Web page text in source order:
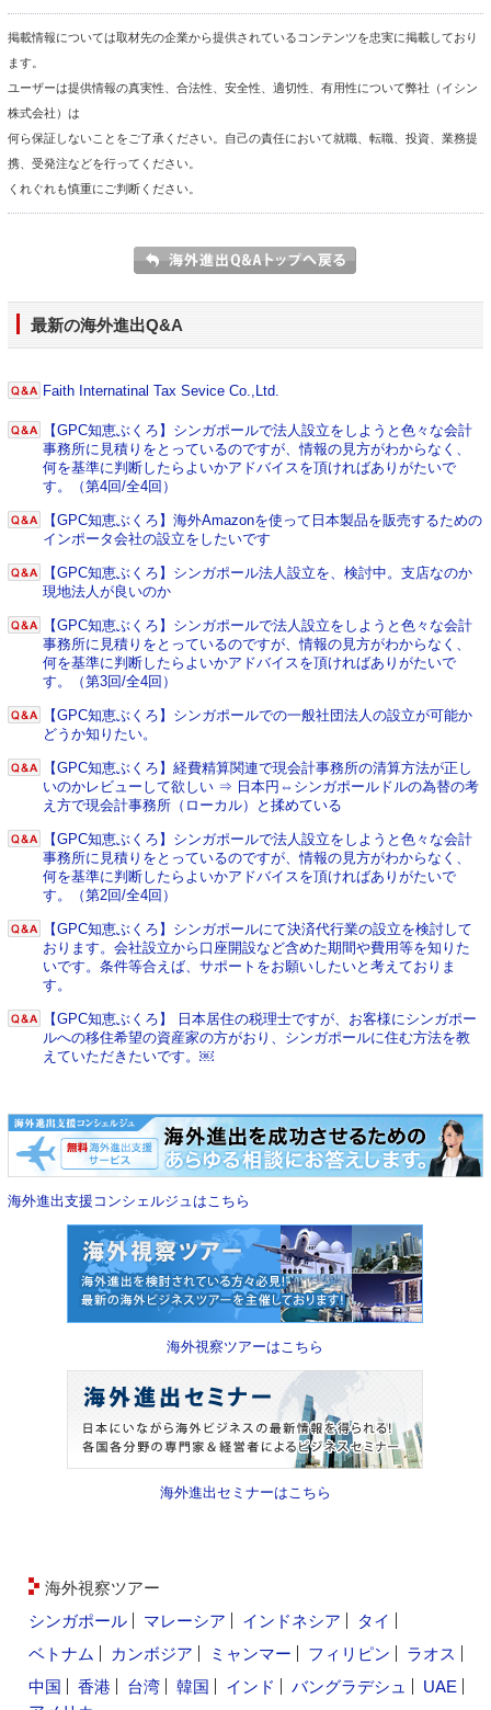
掲載情報については取材先の企業から提供されているコンテンツを忠実に掲載しており
ます。
ユーザーは提供情報の真実性、合法性、安全性、適切性、有用性について弊社（イシン
株式会社）は
何ら保証しないことをご了承ください。自己の責任において就職、転職、投資、業務提
携、受発注などを行ってください。
くれぐれも慎重にご判断ください。
最新の海外進出Q&A
Faith Internatinal Tax Sevice Co.,Ltd.
【GPC知恵ぶくろ】シンガポールで法人設立をしようと色々な会計
事務所に見積りをとっているのですが、情報の見方がわからなく、
何を基準に判断したらよいかアドバイスを頂ければありがたいで
す。（第4回/全4回）
【GPC知恵ぶくろ】海外Amazonを使って日本製品を販売するための
インポータ会社の設立をしたいです
【GPC知恵ぶくろ】シンガポール法人設立を、検討中。支店なのか
現地法人が良いのか
【GPC知恵ぶくろ】シンガポールで法人設立をしようと色々な会計
事務所に見積りをとっているのですが、情報の見方がわからなく、
何を基準に判断したらよいかアドバイスを頂ければありがたいで
す。（第3回/全4回）
【GPC知恵ぶくろ】シンガポールでの一般社団法人の設立が可能か
どうか知りたい。
【GPC知恵ぶくろ】経費精算関連で現会計事務所の清算方法が正し
いのかレビューして欲しい ⇒ 日本円⇔シンガポールドルの為替の考
え方で現会計事務所（ローカル）と揉めている
【GPC知恵ぶくろ】シンガポールで法人設立をしようと色々な会計
事務所に見積りをとっているのですが、情報の見方がわからなく、
何を基準に判断したらよいかアドバイスを頂ければありがたいで
す。（第2回/全4回）
【GPC知恵ぶくろ】シンガポールにて決済代行業の設立を検討して
おります。会社設立から口座開設など含めた期間や費用等を知りた
いです。条件等合えば、サポートをお願いしたいと考えておりま
す。
【GPC知恵ぶくろ】 日本居住の税理士ですが、お客様にシンガポー
ルへの移住希望の資産家の方がおり、シンガポールに住む方法を教
えていただきたいです。￼
海外進出支援コンシェルジュはこちら
海外視察ツアーはこちら
海外進出セミナーはこちら
海外視察ツアー
シンガポール
マレーシア インドネシア
タイ
ベトナム
カンボジア ミャンマー フィリピン
ラオス
中国
香港 台湾 韓国 インド バングラデシュ
UAE